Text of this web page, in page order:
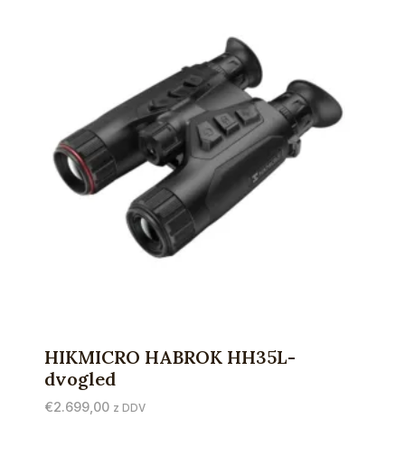
HIKMICRO HABROK HH35L-
dvogled
€2.699,00 z DDV